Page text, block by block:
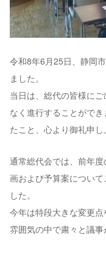
令和8年6月25日、静岡
ました。
当日は、総代の皆様に
なく進行することがで
たこと、心より御礼申し
通常総代会では、前年
画および予算案につい
した。
今年は特段大きな変更
雰囲気の中で粛々と議事